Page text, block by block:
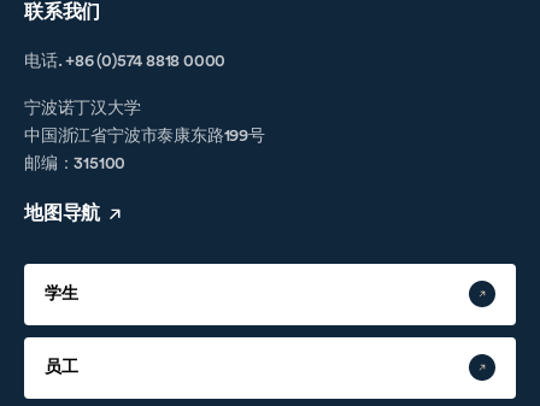
联系我们
电话. +86 (0)574 8818 0000
宁波诺丁汉大学
中国浙江省宁波市泰康东路199号
邮编：315100
地图导航
学生
员工